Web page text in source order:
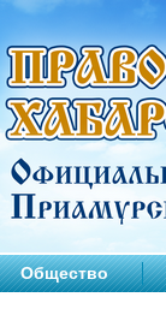
Общество